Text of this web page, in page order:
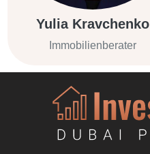
Yulia Kravchenko
Immobilienberater